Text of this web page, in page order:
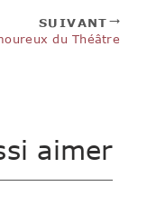
SUIVANT
du Théâtre
aimer